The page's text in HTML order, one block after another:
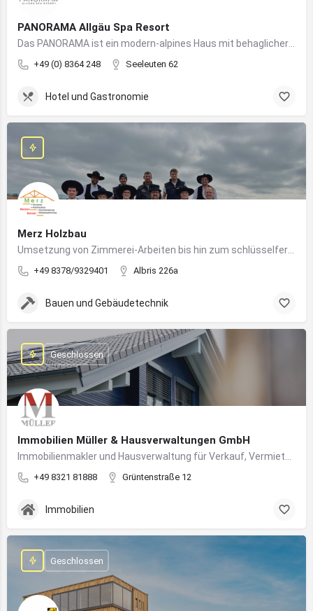
PANORAMA Allgäu Spa Resort
+49 (0) 8364 248 Seeleuten 62
Hotel und Gastronomie
Merz Holzbau
+49 8378/9329401 Albris 226a
Bauen und Gebäudetechnik
Immobilien Müller & Hausverwaltungen GmbH
+49 8321 81888 Grüntenstraße 12
Geschlossen
Immobilien
Geschlossen